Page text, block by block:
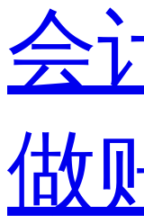
会
做